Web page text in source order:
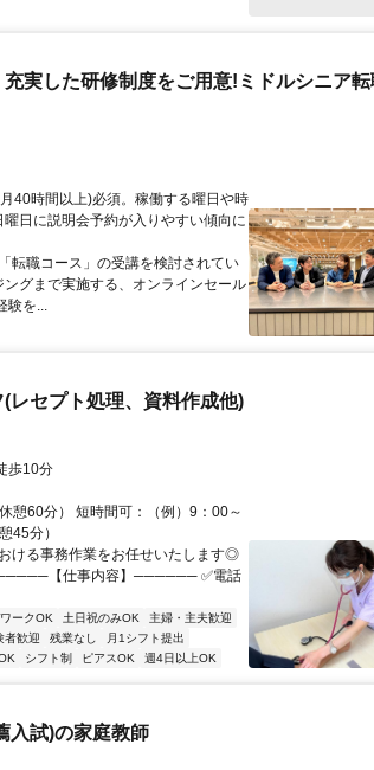
実した研修制度をご用意!ミドルシニア転
40時間以上)必須。稼働する曜日や時
日に説明会予約が入りやすい傾向に
転職コース」の受講を検討されてい
グまで実施する、オンラインセール
験を...
レセプト処理、資料作成他)
歩10分
憩60分） 短時間可：（例）9：00～
45分）
ける事務作業をお任せいたします◎
仕事内容】────── ✅電話
ークOK 土日祝のみOK
主婦・主夫歓迎
者歓迎 残業なし
月1シフト提出
シフト制 ピアスOK 週4日以上OK
入試)の家庭教師